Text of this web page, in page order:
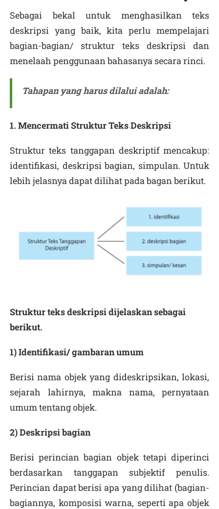
Sebagai bekal untuk menghasilkan teks
deskripsi yang baik, kita perlu mempelajari
bagian-bagian/ struktur teks deskripsi dan
menelaah penggunaan bahasanya secara rinci.
Tahapan yang harus dilalui adalah:
1. Mencermati Struktur Teks Deskripsi
Struktur teks tanggapan deskriptif mencakup:
identifikasi, deskripsi bagian, simpulan. Untuk
lebih jelasnya dapat dilihat pada bagan berikut.
Struktur teks deskripsi dijelaskan sebagai
berikut.
1) Identifikasi/ gambaran umum
Berisi nama objek yang dideskripsikan, lokasi,
sejarah lahirnya, makna nama, pernyataan
umum tentang objek.
2) Deskripsi bagian
Berisi perincian bagian objek tetapi diperinci
berdasarkan tanggapan subjektif penulis.
Perincian dapat berisi apa yang dilihat (bagian-
bagiannya, komposisi warna, seperti apa objek